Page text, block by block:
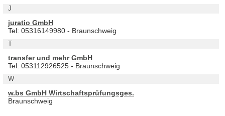
J
juratio GmbH
Tel: 05316149980 - Braunschweig
T
transfer und mehr GmbH
Tel: 053112926525 - Braunschweig
W
w.bs GmbH Wirtschaftsprüfungsges.
Braunschweig